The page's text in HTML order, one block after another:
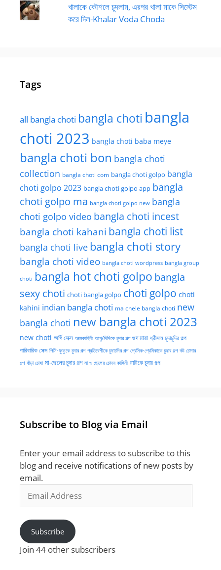
খালাকে কৌশলে চুদলাম, এরপর খালা মাকে সিস্টেম
করে দিল-Khalar Voda Choda
Tags
all bangla choti bangla choti bangla
choti 2023 bangla choti baba meye
bangla choti bon bangla choti
collection bangla choti com bangla choti golpo bangla
choti golpo 2023 bangla choti golpo app bangla
choti golpo ma bangla choti golpo new bangla
choti golpo video bangla choti incest
bangla choti kahani bangla choti list
bangla choti live bangla choti story
bangla choti video bangla choti wordpress bangla group
choti bangla hot choti golpo bangla
sexy choti choti bangla golpo choti golpo choti
kahini indian bangla choti ma chele bangla choti new
bangla choti new bangla choti 2023
new choti অর্গি সেক্স আত্মকাহিনী আপু/দিদিকে চুদার গল্প গুদ মারা থ্রীসাম চুদাচুদির গল্প
পারিবারিক সেক্স পিসি-ফুফুকে চুদার গল্প প্রতিবেশীকে চুদাচদির গল্প প্রেমিক-প্রেমিকাকে চুদার গল্প বউ চোদার
গল্প বাঁড়া চোষা মা-ছেলের চুদার গল্প মা ও ছেলের চোদন কাহিনী মামিকে চুদার গল্প
Subscribe to Blog via Email
Enter your email address to subscribe to this
blog and receive notifications of new posts by
email.
Address
Subscribe
Join 44 other subscribers